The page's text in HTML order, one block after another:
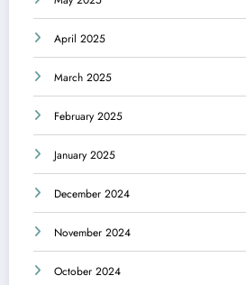
April 2025
March 2025
February 2025
January 2025
December 2024
November 2024
October 2024